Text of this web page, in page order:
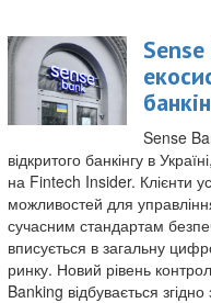
Sense
відкритого банкінгу в
на Fintech Insider. Клієнти
можливостей для
сучасним стандартам
вписується в загальну
ринку. Новий рівень
Banking відбувається